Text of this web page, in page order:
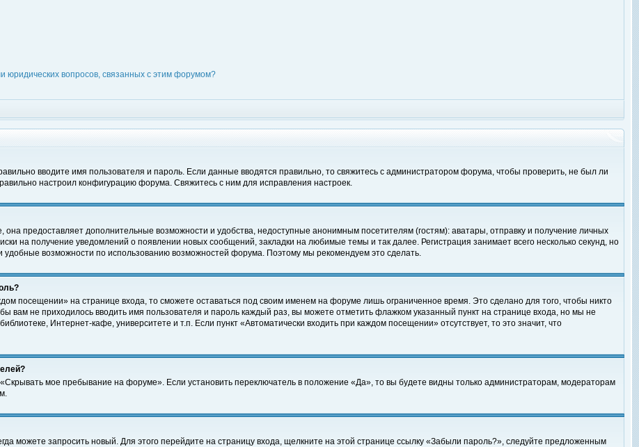
юридических вопросов, связанных с этим форумом?
вводите имя пользователя и пароль. Если данные вводятся правильно, то свяжитесь с администратором форума, чтобы проверить, не был ли
настроил конфигурацию форума. Свяжитесь с ним для исправления настроек.
предоставляет дополнительные возможности и удобства, недоступные анонимным посетителям (гостям): аватары, отправку и получение личных
на получение уведомлений о появлении новых сообщений, закладки на любимые темы и так далее. Регистрация занимает всего несколько секунд, но
возможности по использованию возможностей форума. Поэтому мы рекомендуем это сделать.
посещении» на странице входа, то сможете оставаться под своим именем на форуме лишь ограниченное время. Это сделано для того, чтобы никто
вам не приходилось вводить имя пользователя и пароль каждый раз, вы можете отметить флажком указанный пункт на странице входа, но мы не
Интернет-кафе, университете и т.п. Если пункт «Автоматически входить при каждом посещении» отсутствует, то это значит, что
мое пребывание на форуме». Если установить переключатель в положение «Да», то вы будете видны только администраторам, модераторам
можете запросить новый. Для этого перейдите на страницу входа, щелкните на этой странице ссылку «Забыли пароль?», следуйте предложенным